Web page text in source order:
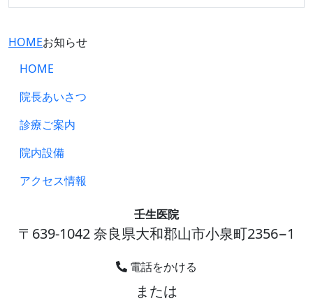
HOMEお知らせ
HOME
院長あいさつ
診療ご案内
院内設備
アクセス情報
壬生医院
〒639-1042 奈良県大和郡山市小泉町2356−1
電話をかける
または